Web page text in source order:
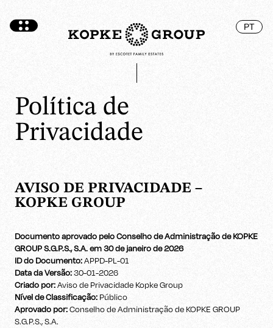
PT
Política de
Privacidade
AVISO DE PRIVACIDADE –
KOPKE GROUP
Documento aprovado pelo Conselho de Administração de KOPKE
GROUP S.G.P.S., S.A. em 30 de janeiro de 2026
ID do Documento:APPD-PL-01
Data da Versão:30-01-2026
Criado por:Aviso de Privacidade Kopke Group
Nível de Classificação: Público
Aprovado por:Conselho de Administração de KOPKE GROUP
S.G.P.S., S.A.